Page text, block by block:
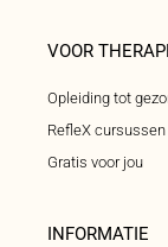
VOOR
Opleiding tot
RefleX cursussen
Gratis voor jou
INFORMATIE